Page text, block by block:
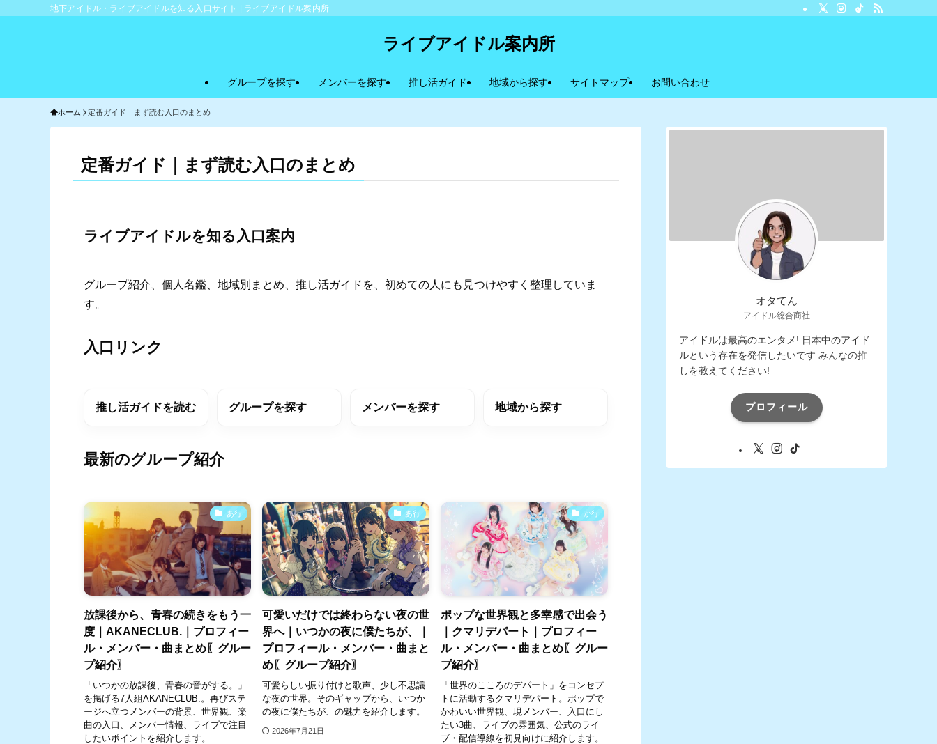
地下アイドル・ライブアイドルを知る入口サイト | ライブアイドル案内所
ライブアイドル案内所
グループを探す メンバーを探す 推し活ガイド 地域から探す サイトマップ お問い合わせ
ホーム 定番ガイド｜まず読む入口のまとめ
定番ガイド｜まず読む入口のまとめ
ライブアイドルを知る入口案内
グループ紹介、個人名鑑、地域別まとめ、推し活ガイドを、初めての人にも見つけやすく整理していま
す。
入口リンク
推し活ガイドを読む グループを探す メンバーを探す 地域から探す
最新のグループ紹介
あ行
放課後から、青春の続きをもう一
度｜AKANECLUB.｜プロフィー
ル・メンバー・曲まとめ〖グルー
プ紹介〗
「いつかの放課後、青春の音がする。」
を掲げる7人組AKANECLUB.。再びステ
ージへ立つメンバーの背景、世界観、楽
曲の入口、メンバー情報、ライブで注目
したいポイントを紹介します。
あ行
可愛いだけでは終わらない夜の世
界へ｜いつかの夜に僕たちが、｜
プロフィール・メンバー・曲まと
め〖グループ紹介〗
可愛らしい振り付けと歌声、少し不思議
な夜の世界。そのギャップから、いつか
の夜に僕たちが、の魅力を紹介します。
2026年7月21日
か行
ポップな世界観と多幸感で出会う
｜クマリデパート｜プロフィー
ル・メンバー・曲まとめ〖グルー
プ紹介〗
「世界のこころのデパート」をコンセプ
トに活動するクマリデパート。ポップで
かわいい世界観、現メンバー、入口にし
たい3曲、ライブの雰囲気、公式のライ
ブ・配信導線を初見向けに紹介します。
オタてん
アイドル総合商社
アイドルは最高のエンタメ! 日本中のアイド
ルという存在を発信したいです みんなの推
しを教えてください!
プロフィール